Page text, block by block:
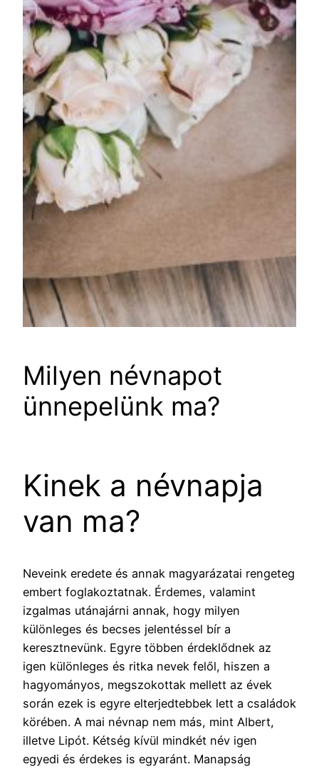
Milyen névnapot
ünnepelünk ma­­?
Kinek a névnapja
van ma?
Neveink eredete és annak magyarázatai rengeteg
embert foglakoztatnak. Érdemes, valamint
izgalmas utánajárni annak, hogy milyen
különleges és becses jelentéssel bír a
keresztnevünk. Egyre többen érdeklődnek az
igen különleges és ritka nevek felől, hiszen a
hagyományos, megszokottak mellett az évek
során ezek is egyre elterjedtebbek lett a családok
körében. A mai névnap nem más, mint Albert,
illetve Lipót. Kétség kívül mindkét név igen
egyedi és érdekes is egyaránt. Manapság